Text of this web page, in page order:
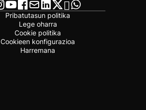
Pribatutasun politika
Lege oharra
Cookie politika
Cookieen konfigurazioa
Harremana